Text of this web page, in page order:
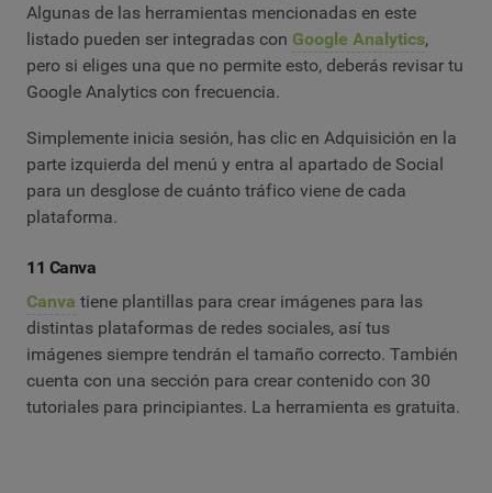
Algunas de las herramientas mencionadas en este
listado pueden ser integradas con Google Analytics,
pero si eliges una que no permite esto, deberás revisar tu
Google Analytics con frecuencia.
Simplemente inicia sesión, has clic en Adquisición en la
parte izquierda del menú y entra al apartado de Social
para un desglose de cuánto tráfico viene de cada
plataforma.
11 Canva
Canva tiene plantillas para crear imágenes para las
distintas plataformas de redes sociales, así tus
imágenes siempre tendrán el tamaño correcto. También
cuenta con una sección para crear contenido con 30
tutoriales para principiantes. La herramienta es gratuita.